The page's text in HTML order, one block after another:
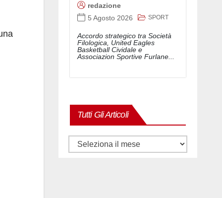
redazione
5 Agosto 2026
SPORT
Accordo strategico tra Società
Filologica, United Eagles
Basketball Cividale e
Associazion Sportive Furlane...
Tutti Gli Articoli
Tutti